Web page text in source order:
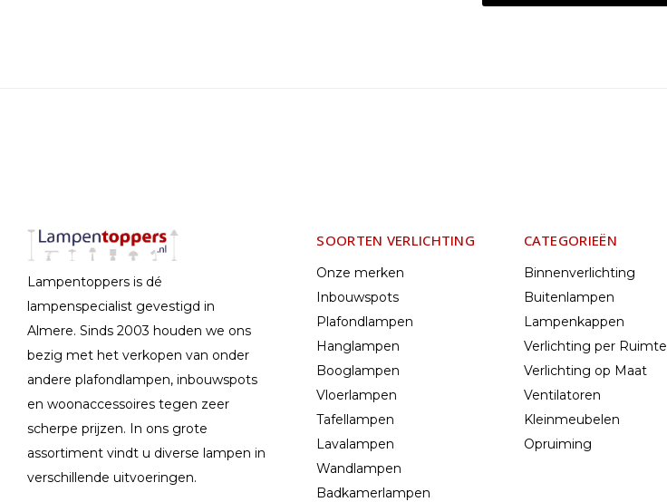
Lampentoppers is dé
lampenspecialist gevestigd in
Almere. Sinds 2003 houden we ons
bezig met het verkopen van onder
andere plafondlampen, inbouwspots
en woonaccessoires tegen zeer
scherpe prijzen. In ons grote
assortiment vindt u diverse lampen in
verschillende uitvoeringen.
SOORTEN VERLICHTING
Onze merken
Inbouwspots
Plafondlampen
Hanglampen
Booglampen
Vloerlampen
Tafellampen
Lavalampen
Wandlampen
Badkamerlampen
CATEGORIEËN
Binnenverlichting
Buitenlampen
Lampenkappen
Verlichting per Ruimte
Verlichting op Maat
Ventilatoren
Kleinmeubelen
Opruiming